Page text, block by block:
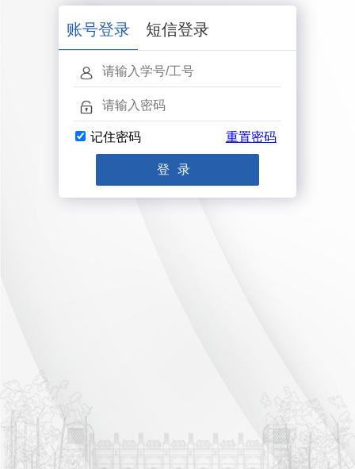
账号登录 短信登录
记住密码 重置密码
登录